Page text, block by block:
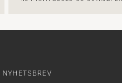
NYHETSBREV